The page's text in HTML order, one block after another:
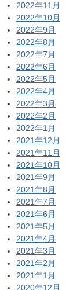
2022年11月
2022年10月
2022年9月
2022年8月
2022年7月
2022年6月
2022年5月
2022年4月
2022年3月
2022年2月
2022年1月
2021年12月
2021年11月
2021年10月
2021年9月
2021年8月
2021年7月
2021年6月
2021年5月
2021年4月
2021年3月
2021年2月
2021年1月
2020年12月